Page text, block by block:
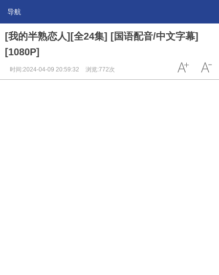
导航
[我的半熟恋人][全24集] [国语配音/中文字幕]
[1080P]
时间:2024-04-09 20:59:32 浏览:772次